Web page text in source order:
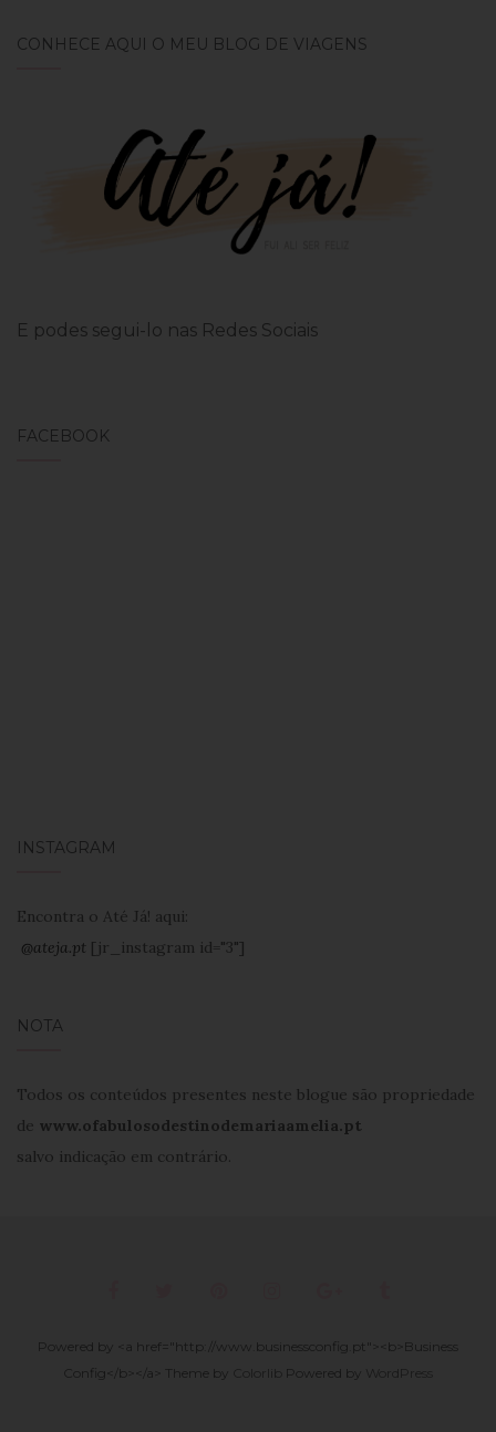
CONHECE AQUI O MEU BLOG DE VIAGENS
E podes segui-lo nas Redes Sociais
FACEBOOK
INSTAGRAM
Encontra o Até Já! aqui:
@ateja.pt [jr_instagram id="3"]
NOTA
Todos os conteúdos presentes neste blogue são propriedade
de www.ofabulosodestinodemariaamelia.pt
salvo indicação em contrário.
Powered by <a href="http://www.businessconfig.pt"><b>Business
Config</b></a> Theme by
Colorlib Powered by WordPress